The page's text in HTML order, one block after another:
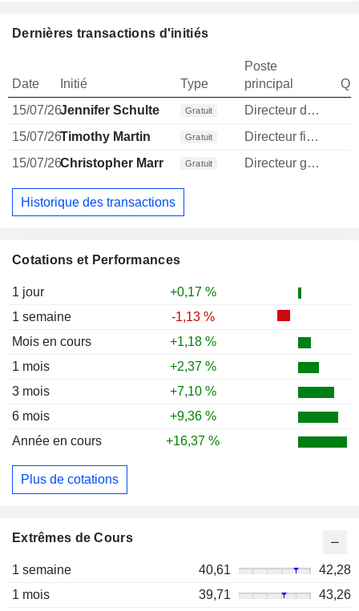
Cotations et Performances
1 jour
+0,17 %
1 semaine
-1,13 %
Mois en cours
+1,18 %
1 mois
+2,37 %
3 mois
+7,10 %
6 mois
+9,36 %
Année en cours
+16,37 %
Plus de cotations
Extrêmes de Cours
1 semaine 40,61
42,28
1 mois
39,71
43,26
Dernières transactions d'initiés
Date Initié Type
Poste
principal
15/07/26Jennifer Schulte Gratuit
Directeur des ressources humaines
15/07/26Timothy Martin Gratuit
Directeur financier
15/07/26Christopher Marr Gratuit Directeur general
Historique des transactions